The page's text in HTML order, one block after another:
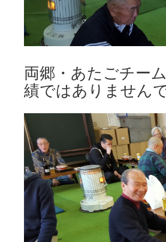
両郷・あたごチー
績ではありません